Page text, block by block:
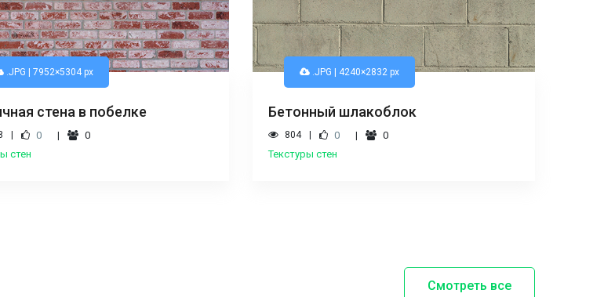
.JPG | 7952×5304 px
стена в побелке
0
0
стен
.JPG | 4240×2832 px
Бетонный шлакоблок
804 0
0
Текстуры стен
Смотреть все